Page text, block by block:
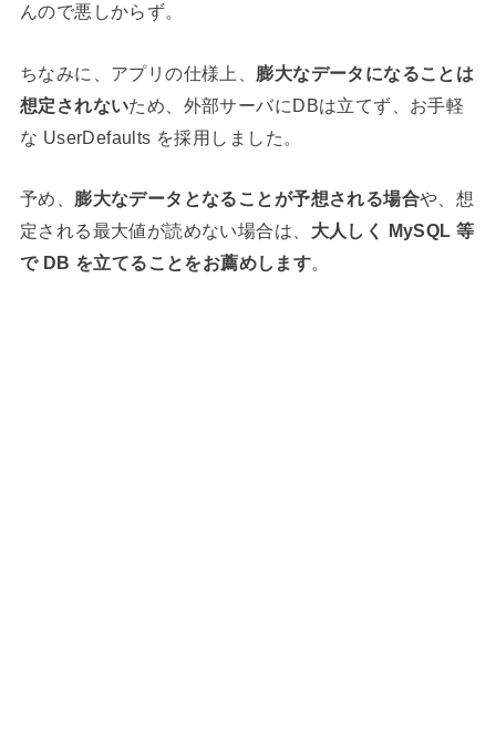
んので悪しからず。
ちなみに、アプリの仕様上、 膨大なデータになることは
想定されないため、外部サーバにDBは立てず、お手軽
な UserDefaults を採用しました。
予め、 膨大なデータとなることが予想される場合や、想
定される最大値が読めない場合は、 大人しく MySQL 等
で DB を立てることをお薦めします。